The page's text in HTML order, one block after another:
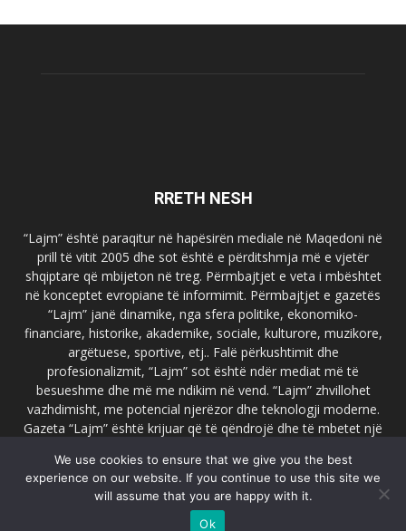
RRETH NESH
“Lajm” është paraqitur në hapësirën mediale në Maqedoni në
prill të vitit 2005 dhe sot është e përditshmja më e vjetër
shqiptare që mbijeton në treg. Përmbajtjet e veta i mbështet
në konceptet evropiane të informimit. Përmbajtjet e gazetës
“Lajm” janë dinamike, nga sfera politike, ekonomiko-
financiare, historike, akademike, sociale, kulturore, muzikore,
argëtuese, sportive, etj.. Falë përkushtimit dhe
profesionalizmit, “Lajm” sot është ndër mediat më të
besueshme dhe më me ndikim në vend. “Lajm” zhvillohet
vazhdimisht, me potencial njerëzor dhe teknologji moderne.
Gazeta “Lajm” është krijuar që të qëndrojë dhe të mbetet një
faqja zyrtare e gazetës “Lajm”, www.lajmpress.org është një
ndër portalet më të njohur në Maqedoni.
lajm.sk@gmail.com
We use cookies to ensure that we give you the best
experience on our website. If you continue to use this site we
will assume that you are happy with it.
Ok